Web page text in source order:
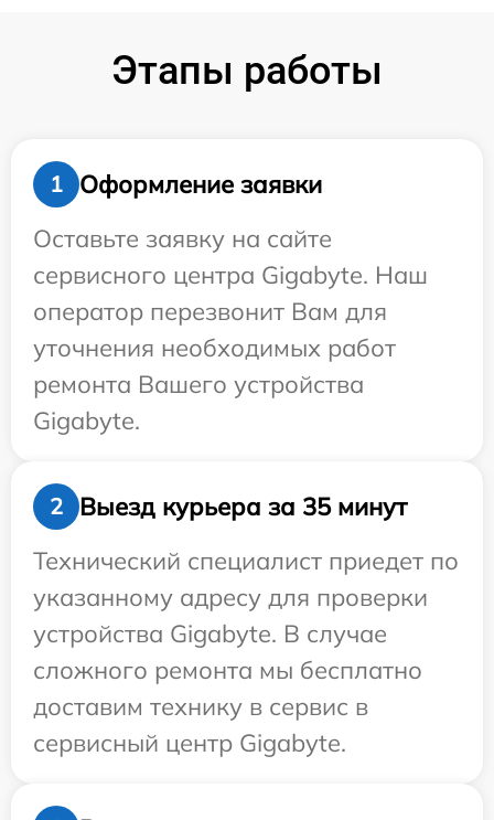
Этапы работы
1
Оформление заявки
Оставьте заявку на сайте
сервисного центра Gigabyte. Наш
оператор перезвонит Вам для
уточнения необходимых работ
ремонта Вашего устройства
Gigabyte.
2
Выезд курьера за 35 минут
Технический специалист приедет по
указанному адресу для проверки
устройства Gigabyte. В случае
сложного ремонта мы бесплатно
доставим технику в сервис в
сервисный центр Gigabyte.